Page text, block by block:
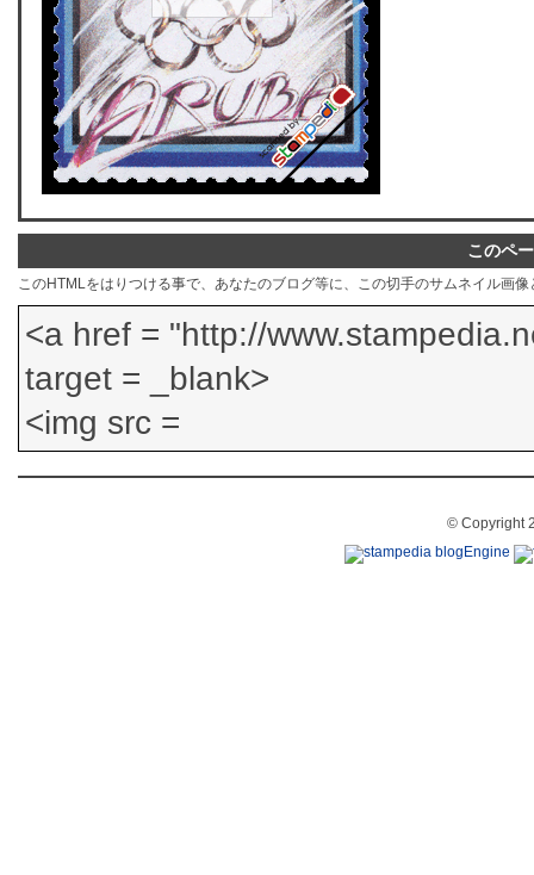
このペ
このHTMLをはりつける事で、あなたのブログ等に、この切手のサムネイル画
© Copyright